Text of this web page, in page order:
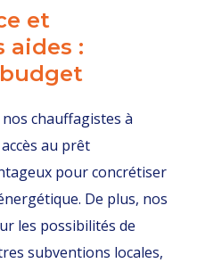
et
aides :
chauffagistes à
au prêt
pour concrétiser
De plus, nos
les possibilités de
subventions locales,